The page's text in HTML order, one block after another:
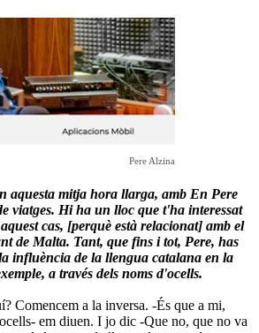
Pere Alzina
aquesta mitja hora llarga, amb En Pere
viatges. Hi ha un lloc que t'ha interessat
cas, [perquè està relacionat] amb el
de Malta. Tant, que fins i tot, Pere, has
influència de la llengua catalana en la
a través dels noms d'ocells.
Comencem a la inversa. -És que a mi,
em diuen. I jo dic -Que no, que no va